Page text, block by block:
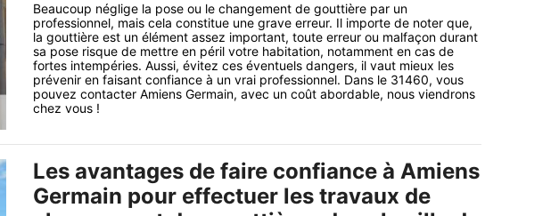
Beaucoup néglige la pose ou le changement de gouttière par un
professionnel, mais cela constitue une grave erreur. Il importe de noter que,
la gouttière est un élément assez important, toute erreur ou malfaçon durant
sa pose risque de mettre en péril votre habitation, notamment en cas de
fortes intempéries. Aussi, évitez ces éventuels dangers, il vaut mieux les
prévenir en faisant confiance à un vrai professionnel. Dans le 31460, vous
pouvez contacter Amiens Germain, avec un coût abordable, nous viendrons
chez vous !
Les avantages de faire confiance à Amiens
Germain pour effectuer les travaux de